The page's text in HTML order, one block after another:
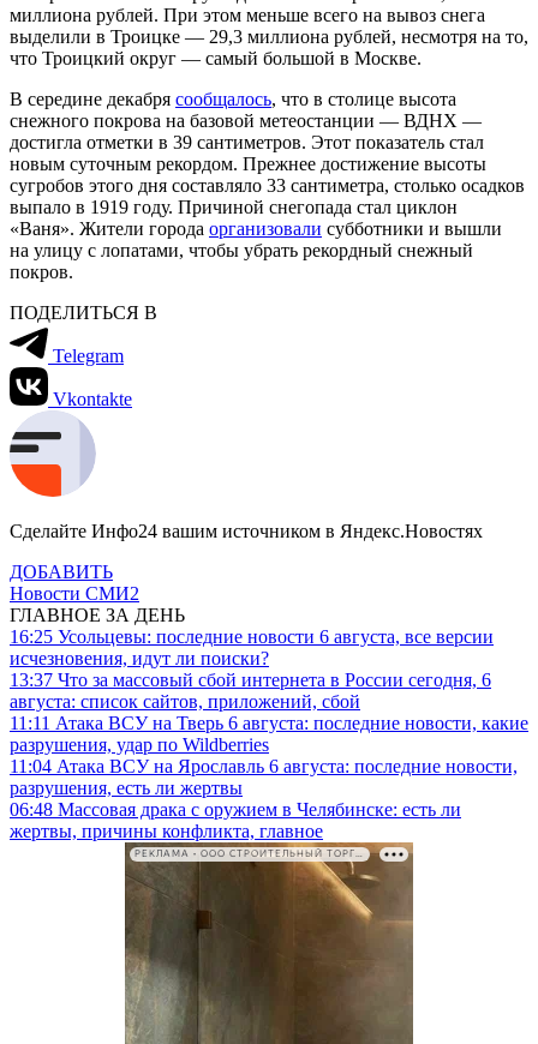
миллиона рублей. При этом меньше всего на вывоз снега
выделили в Троицке — 29,3 миллиона рублей, несмотря на то,
что Троицкий округ — самый большой в Москве.
В середине декабря сообщалось, что в столице высота
снежного покрова на базовой метеостанции — ВДНХ —
достигла отметки в 39 сантиметров. Этот показатель стал
новым суточным рекордом. Прежнее достижение высоты
сугробов этого дня составляло 33 сантиметра, столько осадков
выпало в 1919 году. Причиной снегопада стал циклон
«Ваня». Жители города организовали субботники и вышли
на улицу с лопатами, чтобы убрать рекордный снежный
покров.
ПОДЕЛИТЬСЯ В
Telegram
Vkontakte
Сделайте Инфо24 вашим источником в Яндекс.Новостях
ДОБАВИТЬ
Новости СМИ2
ГЛАВНОЕ ЗА ДЕНЬ
16:25 Усольцевы: последние новости 6 августа, все версии
исчезновения, идут ли поиски?
13:37 Что за массовый сбой интернета в России сегодня, 6
августа: список сайтов, приложений, сбой
11:11 Атака ВСУ на Тверь 6 августа: последние новости, какие
разрушения, удар по Wildberries
11:04 Атака ВСУ на Ярославль 6 августа: последние новости,
разрушения, есть ли жертвы
06:48 Массовая драка с оружием в Челябинске: есть ли
жертвы, причины конфликта, главное
РЕКЛАМА • ООО СТРОИТЕЛЬНЫЙ ТОРГОВЫЙ ДОМ «ПЕТРОВИЧ». ИНН: 7802348846